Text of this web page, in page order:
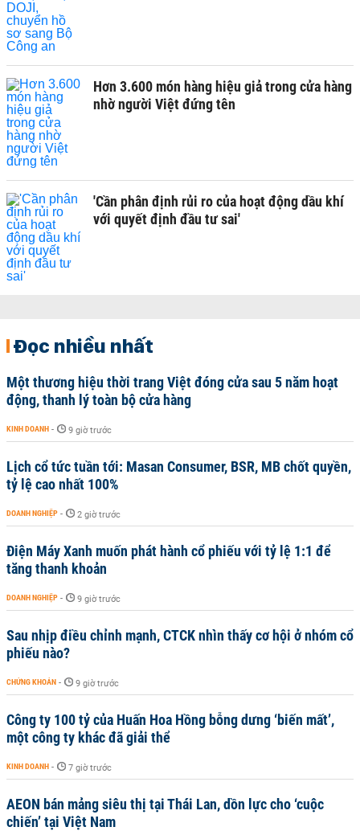
Hơn 3.600 món hàng hiệu giả trong cửa hàng
nhờ người Việt đứng tên
'Cần phân định rủi ro của hoạt động dầu khí
với quyết định đầu tư sai'
Đọc nhiều nhất
Một thương hiệu thời trang Việt đóng cửa sau 5 năm hoạt
động, thanh lý toàn bộ cửa hàng
KINH DOANH - 9 giờ trước
Lịch cổ tức tuần tới: Masan Consumer, BSR, MB chốt quyền,
tỷ lệ cao nhất 100%
DOANH NGHIỆP - 2 giờ trước
Điện Máy Xanh muốn phát hành cổ phiếu với tỷ lệ 1:1 để
tăng thanh khoản
DOANH NGHIỆP - 9 giờ trước
Sau nhịp điều chỉnh mạnh, CTCK nhìn thấy cơ hội ở nhóm cổ
phiếu nào?
CHỨNG KHOÁN - 9 giờ trước
Công ty 100 tỷ của Huấn Hoa Hồng bỗng dưng ‘biến mất’,
một công ty khác đã giải thể
KINH DOANH - 7 giờ trước
AEON bán mảng siêu thị tại Thái Lan, dồn lực cho ‘cuộc
chiến’ tại Việt Nam